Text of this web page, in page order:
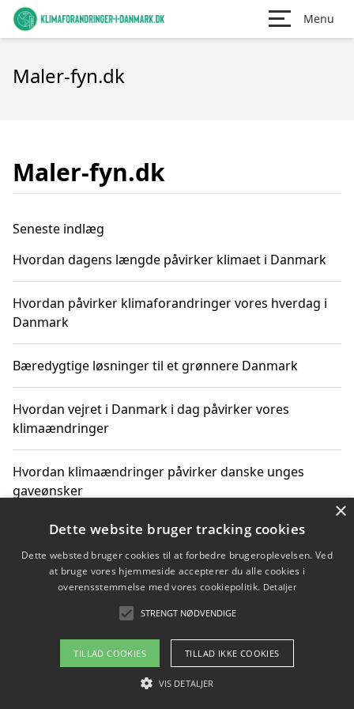
Menu
Maler-fyn.dk
Maler-fyn.dk
Seneste indlæg
Hvordan dagens længde påvirker klimaet i Danmark
Hvordan påvirker klimaforandringer vores hverdag i
Danmark
Bæredygtige løsninger til et grønnere Danmark
Hvordan vejret i Danmark i dag påvirker vores
klimaændringer
Hvordan klimaændringer påvirker danske unges
gaveønsker
Copyright 2026 - Pilanto Aps
Om / kontakt
Blog Betingelser
×
Dette website bruger tracking cookies
Dette websted bruger cookies til at forbedre brugeroplevelsen. Ved
at bruge vores hjemmeside accepterer du alle cookies i
overensstemmelse med vores cookiepolitik. Detaljer
STRENGT NØDVENDIGE
TILLAD COOKIES TILLAD IKKE COOKIES
VIS DETALJER